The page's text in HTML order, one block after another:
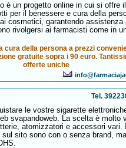
è un progetto online in cui si offre il
per il benessere e cura della
cosmetici, garantendo assistenza
rivolgersi ai farmacisti come in
cura della persona a prezzi
gratuite sopra i 90 euro.
offerte uniche
Tel.
le vostre sigarette
svapandoweb. La scelta è molto
atomizzatori e accessori vari.
sul sito sono con o senza brand,